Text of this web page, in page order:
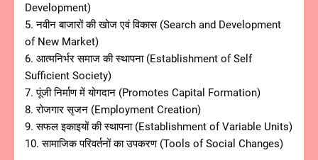
Development)
5. नवीन बाजारों की खोज एवं विकास (Search and Development
of New Market)
6. आत्मनिर्भर समाज की स्थापना (Establishment of Self
Sufficient Society)
7. पूंजी निर्माण में योगदान (Promotes Capital Formation)
8. रोजगार सृजन (Employment Creation)
9. सफल इकाइयों की स्थापना (Establishment of Variable Units)
10. सामाजिक परिवर्तनों का उपकरण (Tools of Social Changes)